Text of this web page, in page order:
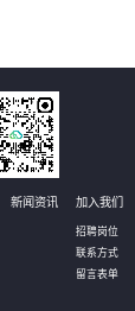
新闻资讯 加入我们
招聘岗位
联系方式
留言表单